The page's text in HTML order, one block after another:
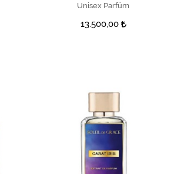
Unisex Parfüm
13.500,00